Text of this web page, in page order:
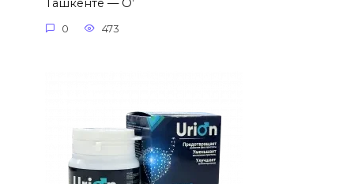
Ташкенте — O’
0 473